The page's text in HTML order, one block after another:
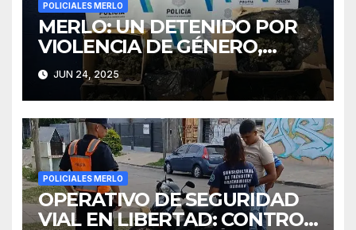
POLICIALES MERLO
MERLO: UN DETENIDO POR
VIOLENCIA DE GÉNERO,
DROGAS Y MUNICIONES
INCAUTADAS
JUN 24, 2025
POLICIALES MERLO
OPERATIVO DE SEGURIDAD
VIAL EN LIBERTAD: CONTROL